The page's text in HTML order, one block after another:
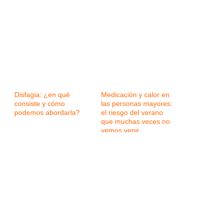
Disfagia: ¿en qué
consiste y cómo
podemos abordarla?
Medicación y calor en
las personas mayores:
el riesgo del verano
que muchas veces no
vemos venir